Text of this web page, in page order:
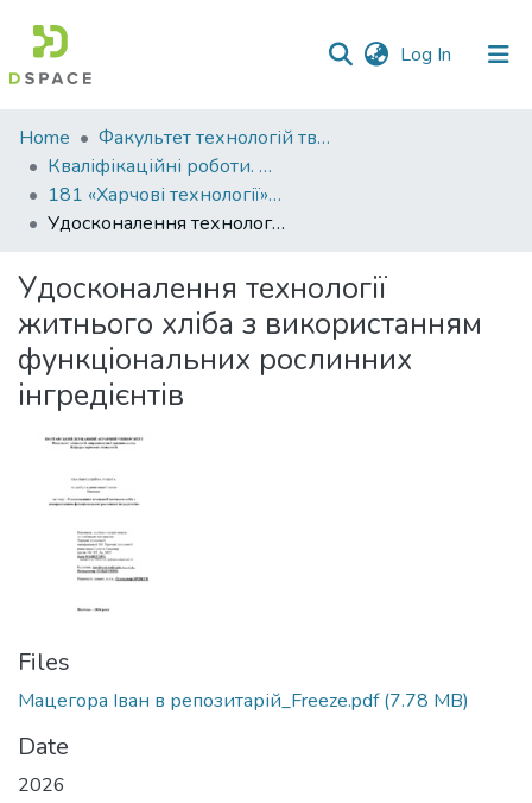
Log In (current)
Communities
&
Collections
All of DSpace
Statistics
Home
Факультет технологій тваринництва та продовольства
Кваліфікаційні роботи. Факультет технологій тваринництва та продовольства
181 «Харчові технології» - Бакалаври 2025-2026
Удосконалення технології житнього хліба з використанням функціональних рослинних інгредієнтів
Удосконалення технології
житнього хліба з використанням
функціональних рослинних
інгредієнтів
Files
Мацегора Іван в репозитарій_Freeze.pdf(7.78 MB)
Date
2026